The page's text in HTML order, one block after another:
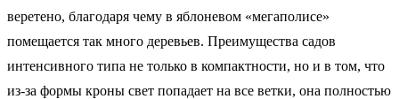
веретено, благодаря чему в яблоневом «мегаполисе»
помещается так много деревьев. Преимущества садов
интенсивного типа не только в компактности, но и в том, что
из-за формы кроны свет попадает на все ветки, она полностью